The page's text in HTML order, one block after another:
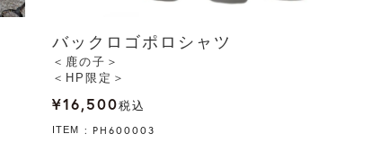
バックロゴポロシャツ
＜鹿の子＞
＜HP限定＞
¥16,500税込
ITEM PH600003